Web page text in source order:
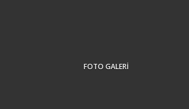
FOTO GALERİ